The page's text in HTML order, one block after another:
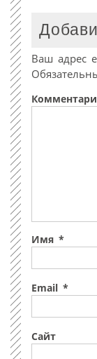
Ваш адрес
Имя *
Email *
Сайт